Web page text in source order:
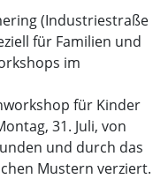
(Industriestraße
für Familien und
im
für Kinder
31. Juli, von
und durch das
Mustern verziert.